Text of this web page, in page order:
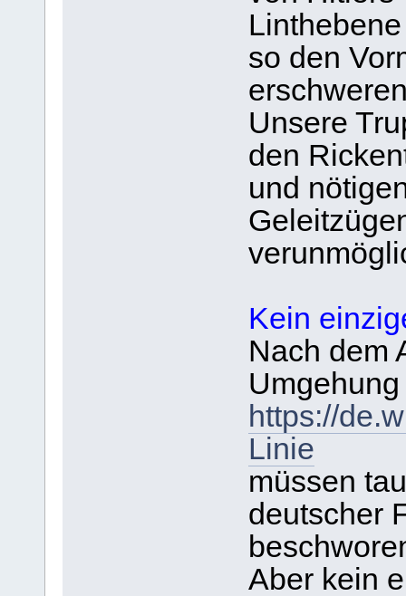
so den
Unsere
den
und
Kein
Nach dem
https://
Linie
müssen
deutscher
Aber kein